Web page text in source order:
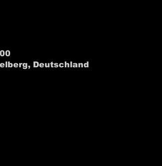
Deutschland